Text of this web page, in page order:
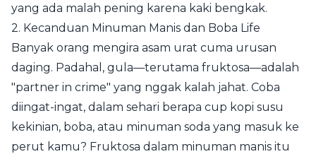
yang ada malah pening karena kaki bengkak.
2. Kecanduan Minuman Manis dan Boba Life
Banyak orang mengira asam urat cuma urusan
daging. Padahal, gula—terutama fruktosa—adalah
"partner in crime" yang nggak kalah jahat. Coba
diingat-ingat, dalam sehari berapa cup kopi susu
kekinian, boba, atau minuman soda yang masuk ke
perut kamu? Fruktosa dalam minuman manis itu